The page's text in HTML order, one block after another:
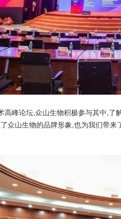
高峰论坛,众山生物积极参与其中,
众山生物的品牌形象,也为我们带来